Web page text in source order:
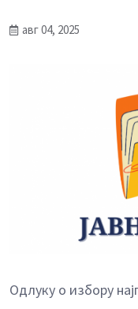
авг 04, 2025
Одлуку о избору